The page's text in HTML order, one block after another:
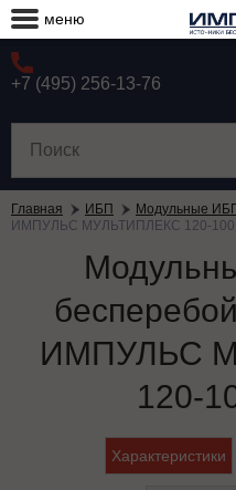
меню
+7 (495) 256-13-76
Главная ИБП
Модульные
ИМПУЛЬС МУЛЬТИПЛЕКС 120-
ИМПУЛЬС
120-
Характеристики